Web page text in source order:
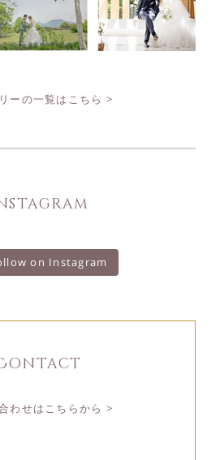
ーの一覧はこちら >
on Instagram
わせはこちらから >